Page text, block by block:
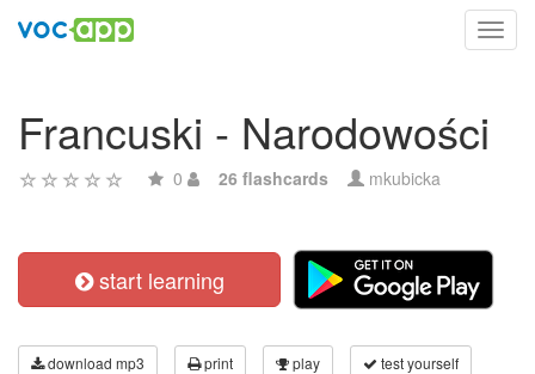
Francuski - Narodowości
0 26 flashcards mkubicka
start learning
download mp3 print play test yourself